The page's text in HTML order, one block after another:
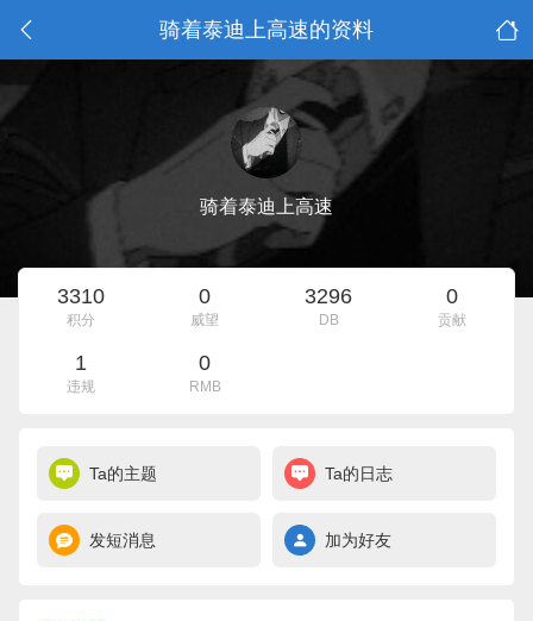
骑着泰迪上高速的资料
骑着泰迪上高速
3310
积分
0
威望
3296
DB
0
贡献
1
违规
0
RMB
Ta的主题 Ta的日志
发短消息 加为好友